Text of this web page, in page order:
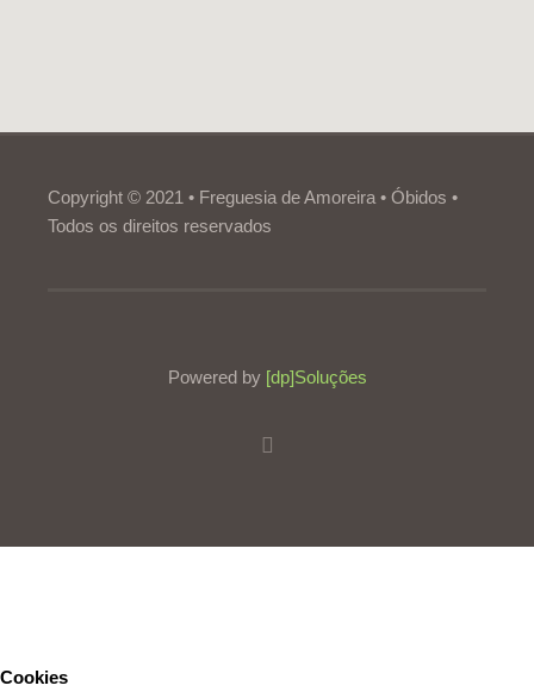
Copyright © 2021 • Freguesia de Amoreira • Óbidos •
Todos os direitos reservados
Powered by [dp]Soluções
Cookies